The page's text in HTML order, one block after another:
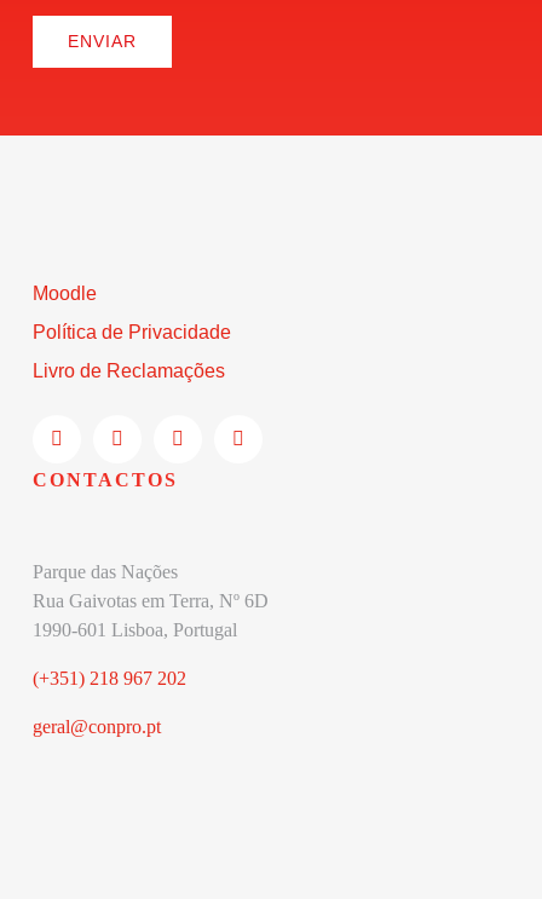
ENVIAR
Moodle
Política de Privacidade
Livro de Reclamações
CONTACTOS
Parque das Nações
Rua Gaivotas em Terra, Nº 6D
1990-601 Lisboa, Portugal
(+351) 218 967 202
geral@conpro.pt